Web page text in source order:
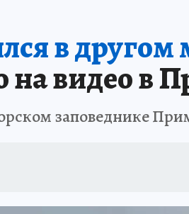
МОЙ ЛЮБИМЫЙ УЧИТЕЛЬ – 2024
в другом
на видео в
заповеднике